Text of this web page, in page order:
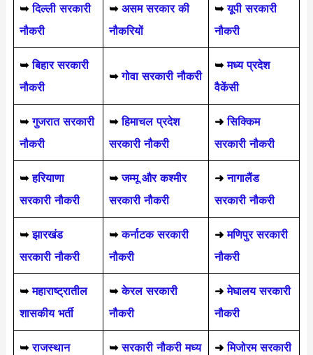
➥ दिल्ली सरकारी
नौकरी
➥ असम सरकार की
नौकरियों
➥ यूपी सरकारी
नौकरी
➥बिहार सरकारी
नौकरी
➥गोवा सरकारी नौकरी
➥ मध्य प्रदेश
वैकेंसी
➥ गुजरात सरकारी
नौकरी
➥हिमाचल प्रदेश
सरकारी नौकरी
➜ सिक्किम
सरकारी नौकरी
➥हरियाणा
सरकारी नौकरी
➥जम्मू और कश्मीर
सरकारी नौकरी
➜ नागालैंड
सरकारी नौकरी
➥ झारखंड
सरकारी नौकरी
➥ कर्नाटक सरकारी
नौकरी
➜ मणिपुर सरकारी
नौकरी
➥ महाराष्ट्रातील
शासकीय भर्ती
➥ केरल सरकारी
नौकरी
➜ मेघालय सरकारी
नौकरी
➥ राजस्थान
➥सरकारी नौकरी मध्य
➜मिजोरम सरकारी